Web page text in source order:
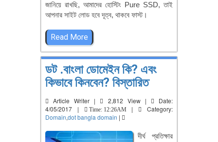
জানিয়ে রাখছি, আমাদের হোস্টিং Pure SSD, তাই
আপনার সাইট লোড হবে দূত্ব, থাকবে ফাস্ট।
Read More
ডট .বাংলা ডোমেইন কি? এবং
কিভাবে কিনবেন? বিস্তারিত
Article Writer | 2,812 View |
Date:
4/05/2017 |
Time: 12:26AM |
Category:
Domain,dot bangla domain |
দীর্ঘ প্রতিক্ষার